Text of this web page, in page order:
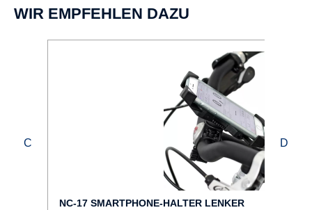
Scheibenbremse hydr.
WIR EMPFEHLEN DAZU
NC-17 SMARTPHONE-HALTER LENKER